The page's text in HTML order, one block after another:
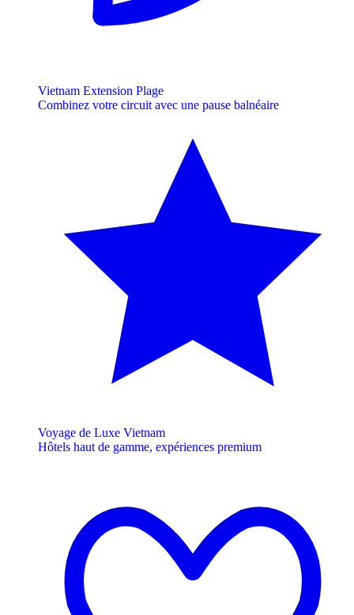
Vietnam Extension Plage
Combinez votre circuit avec une pause balnéaire
Voyage de Luxe Vietnam
Hôtels haut de gamme, expériences premium